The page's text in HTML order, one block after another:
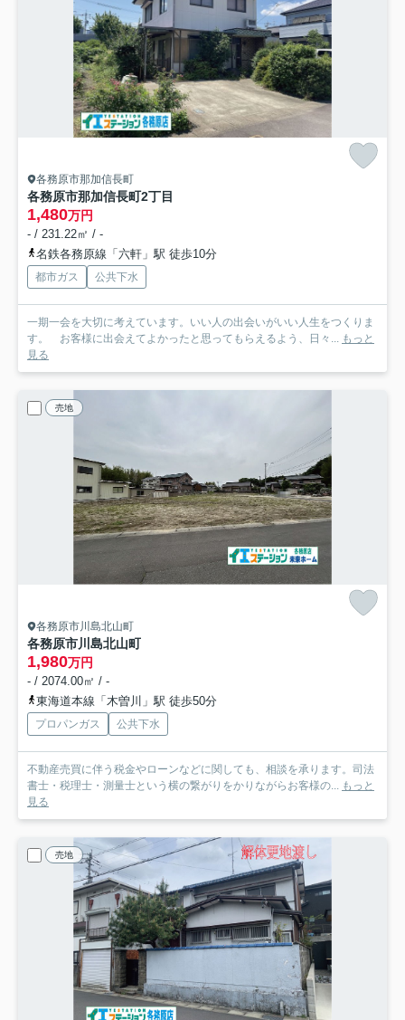
各務原市那加信長町
各務原市那加信長町2丁目
1,480万円
- / 231.22㎡ / -
名鉄各務原線「六軒」駅 徒歩10分
都市ガス 公共下水
一期一会を大切に考えています。いい人の出会いがいい人生をつくりま
す。 お客様に出会えてよかったと思ってもらえるよう、日々...
もっと
見る
売地
各務原市川島北山町
各務原市川島北山町
1,980万円
- / 2074.00㎡ / -
東海道本線「木曽川」駅 徒歩50分
プロパンガス 公共下水
不動産売買に伴う税金やローンなどに関しても、相談を承ります。司法
書士・税理士・測量士という横の繋がりをかりながらお客様の...
もっと
見る
売地